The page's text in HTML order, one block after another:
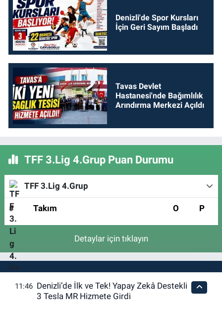
Denizli'de Spor Kursları
İçin Geri Sayım Başladı
Tavas Devlet
Hastanesi'nde Bağımlılık
Arındırma Merkezi Açıldı
TFF 3.Lig 4.Grup Puan Durumu
TFF 3.Lig 4.Grup
# Takım O P
Detaylar için tıklayın
Döviz & Altın Hesaplayıcı
11:46 Denizli’de İlk ve Tek! Yapay Zekâ Destekli
3 Tesla MR Hizmete Girdi